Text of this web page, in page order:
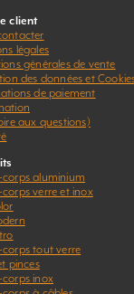
client
légales
générales de vente
des données et
de paiement
aux questions)
corps aluminium
corps verre et inox
corps tout verre
pinces
corps inox